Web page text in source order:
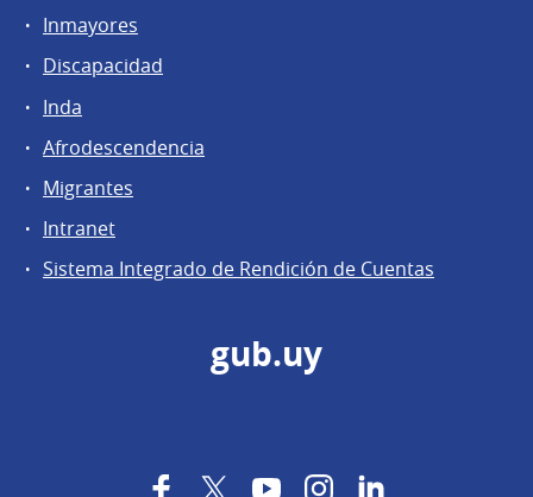
Inmayores
Discapacidad
Inda
Afrodescendencia
Migrantes
Intranet
Sistema Integrado de Rendición de Cuentas
gub.uy
FacebookTwitterYouTubeInstagram